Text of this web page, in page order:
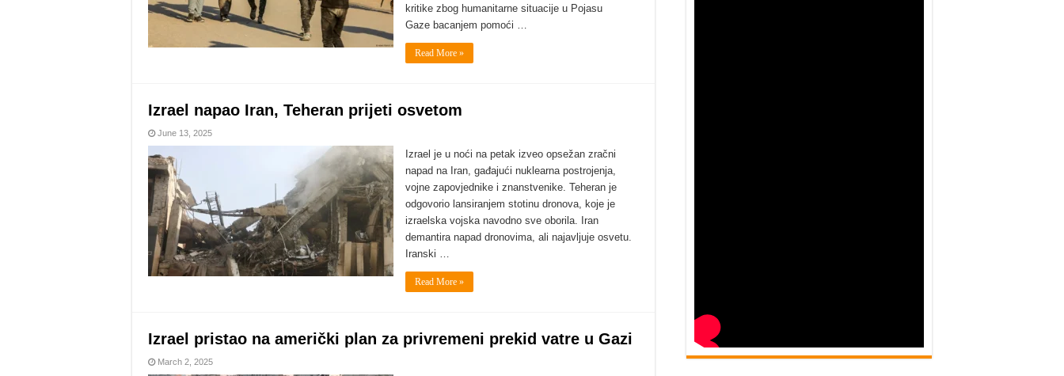
kritike zbog humanitarne situacije u Pojasu
Gaze bacanjem pomoći …
Read More »
Izrael napao Iran, Teheran prijeti osvetom
June 13, 2025
Izrael je u noći na petak izveo opsežan zračni
napad na Iran, gađajući nuklearna postrojenja,
vojne zapovjednike i znanstvenike. Teheran je
odgovorio lansiranjem stotinu dronova, koje je
izraelska vojska navodno sve oborila. Iran
demantira napad dronovima, ali najavljuje osvetu.
Iranski …
Read More »
Izrael pristao na američki plan za privremeni prekid vatre u Gazi
March 2, 2025